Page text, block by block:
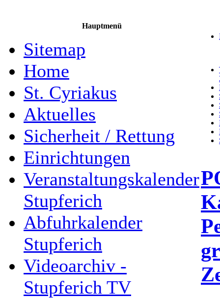
Hauptmenü
Sitemap
Home
St. Cyriakus
Aktuelles
Sicherheit / Rettung
Einrichtungen
Veranstaltungskalender
Stupferich
Abfuhrkalender
Stupferich
Videoarchiv -
Stupferich TV